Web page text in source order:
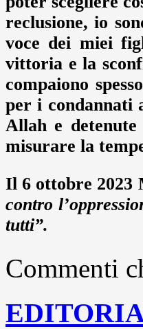
reclusione, io
voce dei miei
vittoria e la
compaiono
per i condannati
Allah e
misurare la
Il 6 ottobre 2023
contro
tutti”.
Commenti